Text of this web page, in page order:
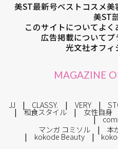
美ST最新号ベストコスメ美
美ST
このサイトについてよく
広告掲載についてプ
光文社オフィ
MAGAZINE
JJ CLASSY. VERY
和食スタイル 女性自身
マンガ コミソル
本
kokode Beauty